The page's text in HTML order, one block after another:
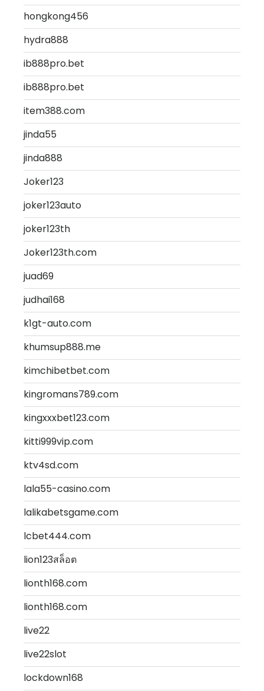
hongkong456
hydra888
ib888pro.bet
ib888pro.bet
item388.com
jinda55
jinda888
Joker123
joker123auto
joker123th
Joker123th.com
juad69
judhai168
k1gt-auto.com
khumsup888.me
kimchibetbet.com
kingromans789.com
kingxxxbet123.com
kitti999vip.com
ktv4sd.com
lala55-casino.com
lalikabetsgame.com
lcbet444.com
lion123สล็อต
lionth168.com
lionth168.com
live22
live22slot
lockdown168